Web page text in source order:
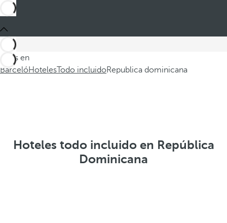
Estás en
BarcelóHotelesTodo incluidoRepublica dominicana
Hoteles todo incluido en República
Dominicana